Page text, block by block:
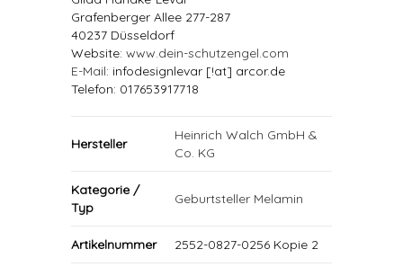
Grafenberger Allee 277-287
40237 Düsseldorf
Website: www.dein-schutzengel.com
E-Mail: infodesignlevar [!at] arcor.de
Telefon: 017653917718
Hersteller
Heinrich Walch GmbH &
Co. KG
Kategorie /
Typ
Geburtsteller Melamin
Artikelnummer 2552-0827-0256 Kopie 2